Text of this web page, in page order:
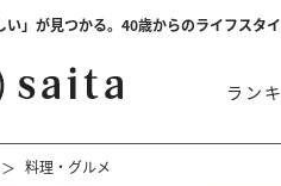
い」が見つかる。40歳からのライフスタ
ラン
料理・グルメ